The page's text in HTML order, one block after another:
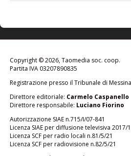
Copyright © 2026, Taomedia soc. coop.
Partita IVA 03207890835
Registrazione presso il Tribunale di
Direttore editoriale: Carmelo Caspanello
Direttore responsabile: Luciano Fiorino
Autorizzazione SIAE n.715/I/07-841
Licenza SIAE per diffusione televisiva 2017/
Licenza SCF per radio locali n.81/5/21
Licenza SCF per radiovisione n.82/5/21